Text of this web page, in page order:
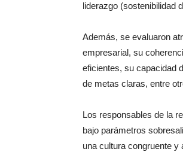
liderazgo (sostenibilidad
Además, se evaluaron
empresarial, su
eficientes, su capacidad
de metas claras, entre
Los responsables de la
bajo parámetros
una cultura congruente y